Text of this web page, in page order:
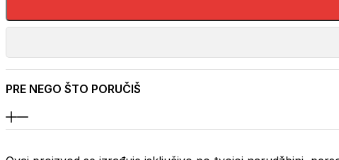
PRE NEGO ŠTO PORUČIŠ